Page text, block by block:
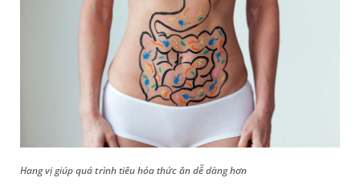
Hang vị giúp quá trình tiêu hóa thức ăn dễ dàng hơn